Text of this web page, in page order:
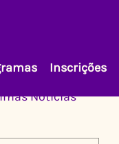
Inscrições
Notícias